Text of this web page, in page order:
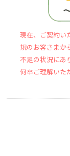
現在、ご契約い
規のお客さまか
不足の状況にあ
何卒ご理解いた